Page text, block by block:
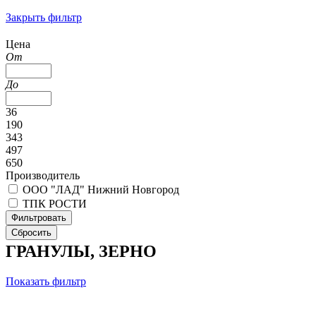
Закрыть фильтр
Цена
От
До
36
190
343
497
650
Производитель
ООО "ЛАД" Нижний Новгород
ТПК РОСТИ
ГРАНУЛЫ, ЗЕРНО
Показать фильтр